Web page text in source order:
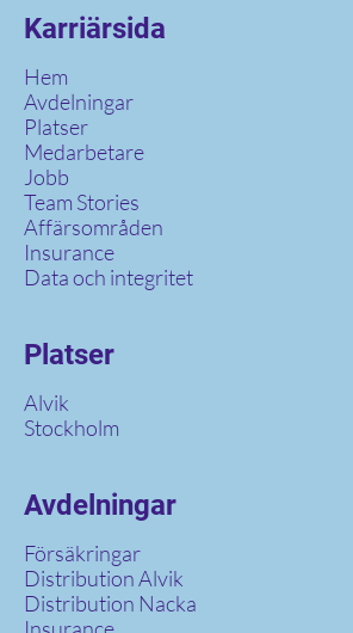
Karriärsida
Hem
Avdelningar
Platser
Medarbetare
Jobb
Team Stories
Affärsområden
Insurance
Data och integritet
Platser
Alvik
Stockholm
Avdelningar
Försäkringar
Distribution Alvik
Distribution Nacka